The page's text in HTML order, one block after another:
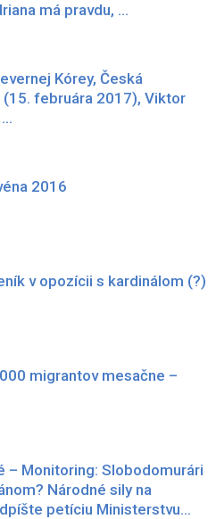
má pravdu, ...
Kórey, Česká
(15. februára 2017), Viktor
2016
v opozícii s kardinálom (?)
migrantov mesačne –
– Monitoring: Slobodomurári
Národné sily na
petíciu Ministerstvu...